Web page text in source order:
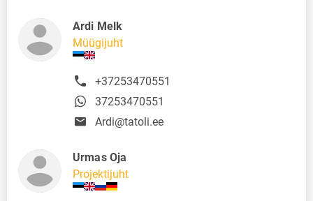
Ardi Melk
Müügijuht
+37253470551
37253470551
Ardi@tatoli.ee
Urmas Oja
Projektijuht